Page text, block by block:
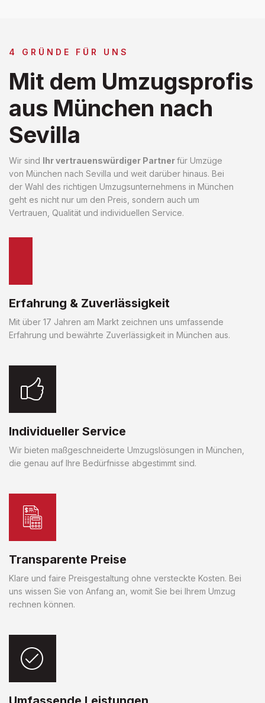
4 GRÜNDE FÜR UNS
Mit dem Umzugsprofis
aus München nach
Sevilla
Wir sind Ihr vertrauenswürdiger Partnerfür Umzüge
von München nach Sevilla und weit darüber hinaus. Bei
der Wahl des richtigen Umzugsunternehmens in München
geht es nicht nur um den Preis, sondern auch um
Vertrauen, Qualität und individuellen Service.
Erfahrung & Zuverlässigkeit
Mit über 17 Jahren am Markt zeichnen uns umfassende
Erfahrung und bewährte Zuverlässigkeit in München aus.
Individueller Service
Wir bieten maßgeschneiderte Umzugslösungen in München,
die genau auf Ihre Bedürfnisse abgestimmt sind.
Transparente Preise
Klare und faire Preisgestaltung ohne versteckte Kosten. Bei
uns wissen Sie von Anfang an, womit Sie bei Ihrem Umzug
rechnen können.